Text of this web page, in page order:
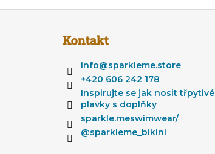
Kontakt
info@sparkleme.store
+420 606 242 178
Inspirujte se jak nosit třpytivé
plavky s doplňky
sparkle.meswimwear/
@sparkleme_bikini